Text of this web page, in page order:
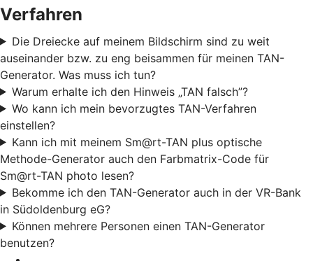
Verfahren
Die Dreiecke auf meinem Bildschirm sind zu weit
auseinander bzw. zu eng beisammen für meinen TAN-
Generator. Was muss ich tun?
Warum erhalte ich den Hinweis „TAN falsch”?
Wo kann ich mein bevorzugtes TAN-Verfahren
einstellen?
Kann ich mit meinem Sm@rt-TAN plus optische
Methode-Generator auch den Farbmatrix-Code für
Sm@rt-TAN photo lesen?
Bekomme ich den TAN-Generator auch in der VR-Bank
in Südoldenburg eG?
Können mehrere Personen einen TAN-Generator
benutzen?